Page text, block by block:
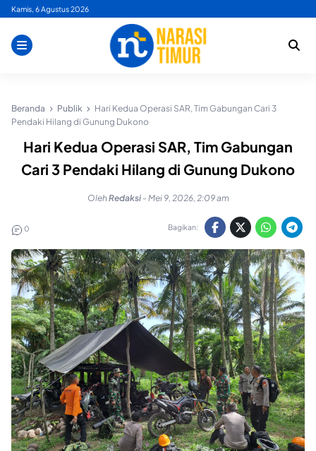
Skip
content
Kamis, 6 Agustus 2026
Beranda Publik
Hari Kedua Operasi SAR, Tim Gabungan Cari 3
Pendaki Hilang di Gunung Dukono
Hari Kedua Operasi SAR, Tim Gabungan
Cari 3 Pendaki Hilang di Gunung Dukono
OlehRedaksi - Mei 9, 2026, 2:09 am
0 Bagikan: